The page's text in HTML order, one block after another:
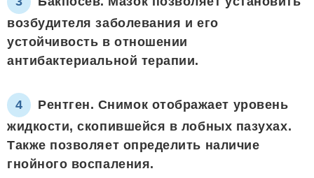
возбудителя заболевания и его
устойчивость в отношении
антибактериальной терапии.
Рентген. Снимок отображает уровень
жидкости, скопившейся в лобных пазухах.
Также позволяет определить наличие
гнойного воспаления.